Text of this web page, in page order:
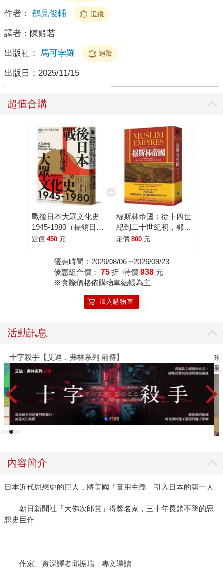
作者： 鶴見俊輔 追蹤
譯者： 陳嫺若
出版社： 馬可孛羅 追蹤
出版日： 2025/11/15
超值合購
戰後日本大眾文化史
1945-1980（長銷日本
三十年的思想史巨作）
定價 450 元
穆斯林帝國：從十四世
紀到二十世紀初，鄂圖
曼、薩法維、蒙兀兒帝
盛事
定價 800 元
優惠時間：2026/08/06 ~2026/09/23
優惠組合價： 75 折 特價 938 元
※實際價格依購物車結帳為主
加入購物車
活動訊息
十字殺手【艾迪．弗林系列 前傳】
飛
新
內容簡介
日本近代思想史的巨人，將美國「實用主義」引入日本的第一人
朝日新聞社「大佛次郎賞」得獎名家，三十年長銷不墜的思
想史巨作
作家、資深譯者邱振瑞 專文導讀